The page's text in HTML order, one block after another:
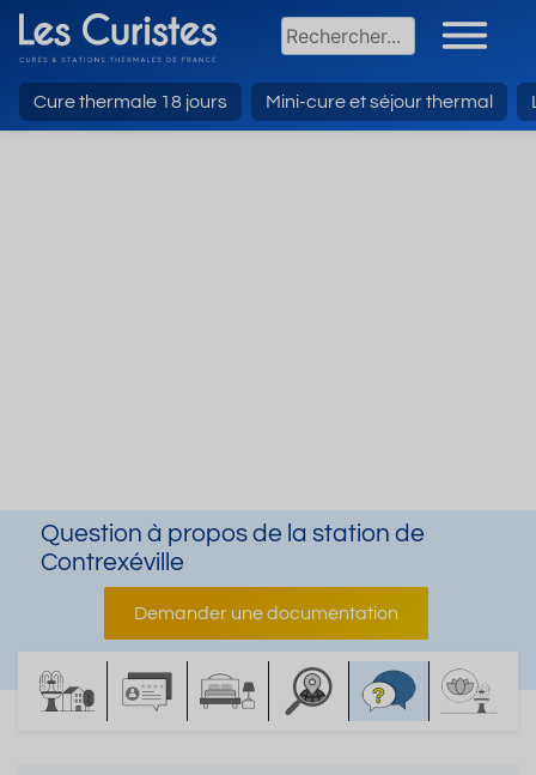
Cure thermale 18 jours Mini-cure et séjour thermal
Question à propos de la station de
Contrexéville
Demander une documentation